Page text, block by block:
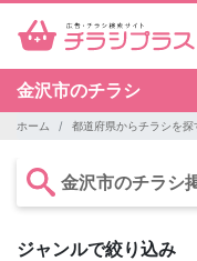
金沢市のチラシ
ホーム 都道府県からチラシを探
金沢市のチラシ
ジャンルで絞り込み